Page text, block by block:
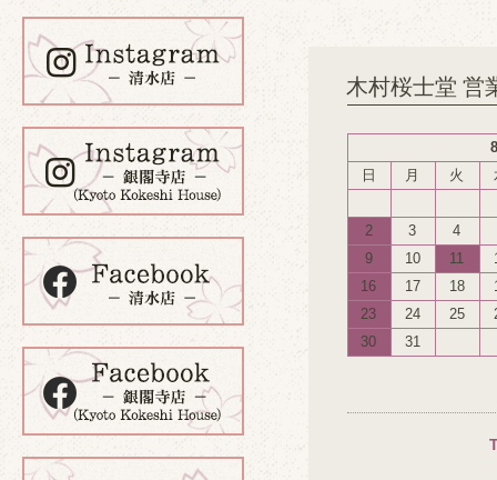
木村桜士堂 営
日
月 火
2 3
4
9
10 11
16
17 18
23
24 25
30
31